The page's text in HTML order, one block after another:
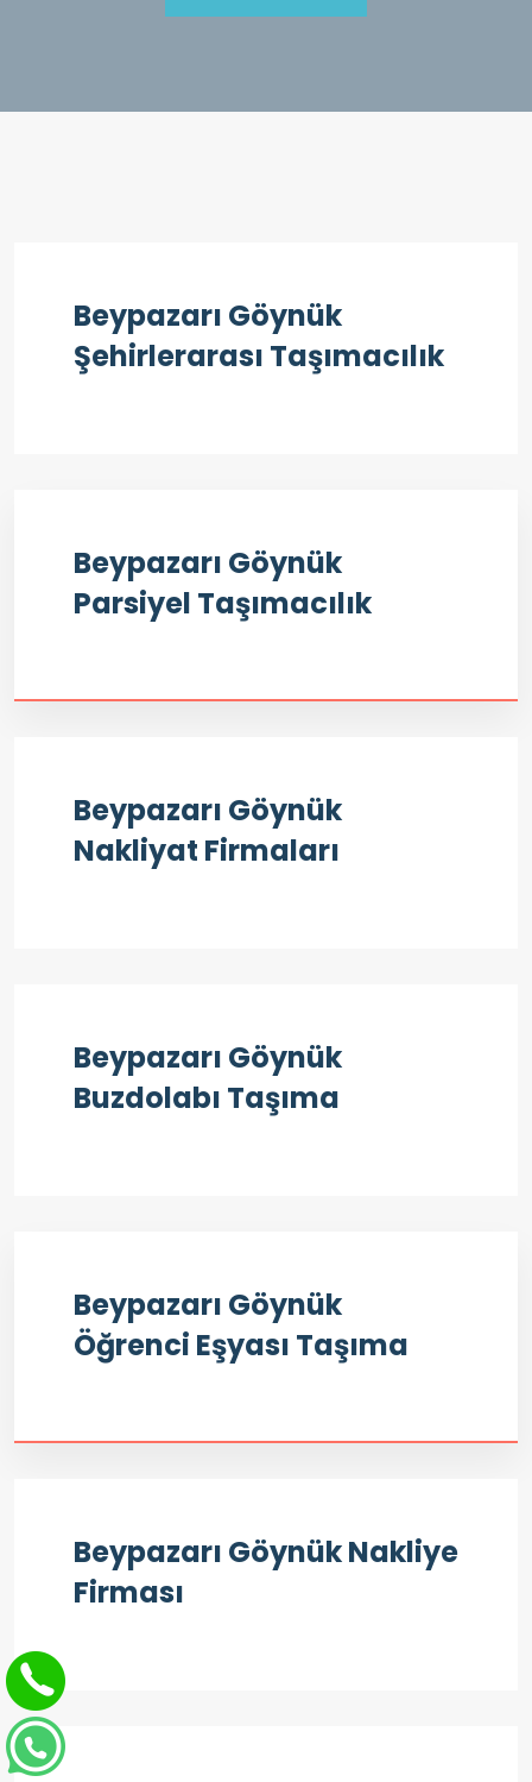
Beypazarı Göynük
Şehirlerarası Taşımacılık
Beypazarı Göynük
Parsiyel Taşımacılık
Beypazarı Göynük
Nakliyat Firmaları
Beypazarı Göynük
Buzdolabı Taşıma
Beypazarı Göynük
Öğrenci Eşyası Taşıma
Beypazarı Göynük Nakliye
Firması